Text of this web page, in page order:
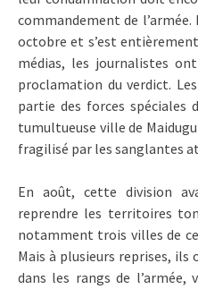
commandement de
octobre et s’est
médias, les journalistes
proclamation du verdict.
partie des forces spéciales
tumultueuse ville de
fragilisé par les sanglantes
En août, cette division
reprendre les territoires
notamment trois villes de
Mais à plusieurs reprises,
dans les rangs de l’armée,